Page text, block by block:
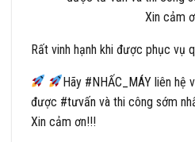
Xin cảm
Rất vinh hạnh khi được phục vụ
Hãy #NHẤC_MÁY liên hệ
được #tưvấn và thi công sớm
Xin cảm ơn!!!